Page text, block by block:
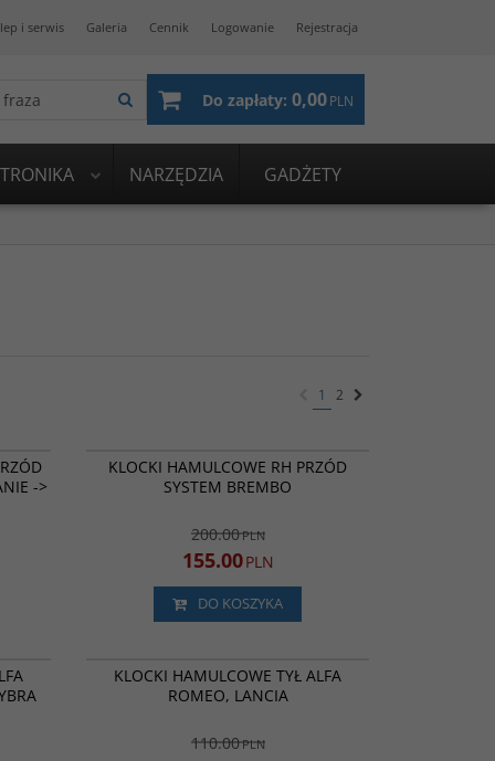
i serwis Galeria Cennik Logowanie Rejestracja
Do zapłaty: 0,00PLN
NARZĘDZIA GADŻETY
1 2
->
PROMOCJA
KLOCKI HAMULCOWE RH PRZÓD
SYSTEM BREMBO
200.00PLN
155.00PLN
DO KOSZYKA
PROMOCJA
KLOCKI HAMULCOWE TYŁ ALFA
ROMEO, LANCIA
110.00PLN